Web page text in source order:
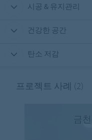
시공 & 유지관리
건강한 공간
탄소 저감
프로젝트 사례 (2)
금